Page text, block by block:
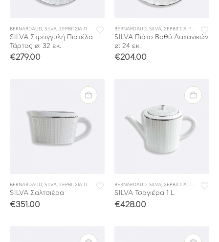
BERNARDAUD SILVA ΣΕΡΒΙΤΣΙΑ ΠΟΡΣΕΛΑΝΗΣ ,ΣΕΡΒΙΤΣΙΑ ΦΑΓΗΤΟΥ
SILVA Στρογγυλή Πιατέλα
Τάρτας ø: 32 εκ.
€279.00
BERNARDAUD SILVA ΣΕΡΒΙΤΣΙΑ ΠΟΡΣΕΛΑΝΗΣ
SILVA Πιάτο Βαθύ Λαχανικών
ø: 24 εκ.
€204.00
BERNARDAUD, SILVA, ΣΕΡΒΙΤΣΙΑ ΠΟΡΣΕΛΑΝΗΣ ,ΣΕΡΒΙΤΣΙΑ ΦΑΓΗΤΟΥ
SILVA Σαλτσιέρα
€351.00
BERNARDAUD, SILVA, ΣΕΡΒΙΤΣΙΑ ΠΟΡΣΕΛΑΝΗΣ
SILVA Τσαγιέρα 1 L
€428.00